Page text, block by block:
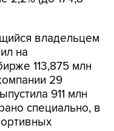
владельцем
на
113,875 млн
29
911 млн
специально, в